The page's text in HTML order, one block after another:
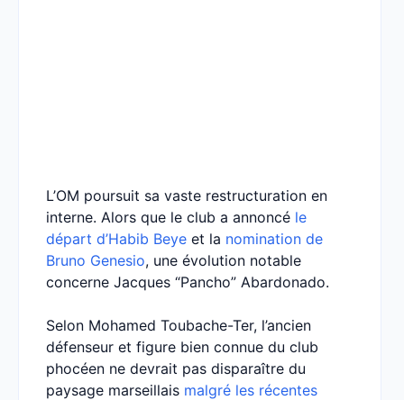
L’OM poursuit sa vaste restructuration en
interne. Alors que le club a annoncé le
départ d’Habib Beye et la nomination de
Bruno Genesio, une évolution notable
concerne Jacques “Pancho” Abardonado.
Selon Mohamed Toubache-Ter, l’ancien
défenseur et figure bien connue du club
phocéen ne devrait pas disparaître du
paysage marseillais malgré les récentes